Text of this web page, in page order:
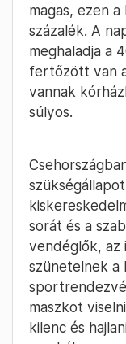
magas, ezen
százalék. A
meghaladja a
fertőzött van
vannak
súlyos.
sorát és a
vendéglők,
szünetelnek a
maszkot
kilenc és